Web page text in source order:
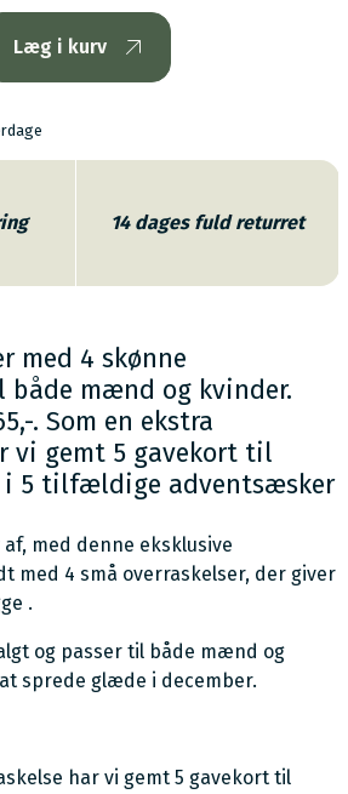
Læg i kurv
14 dages fuld returret
med 4 skønne
både mænd og kvinder.
. Som en ekstra
vi gemt 5 gavekort til
i 5 tilfældige adventsæsker
med denne eksklusive
med 4 små overraskelser, der giver
.
og passer til både mænd og
sprede glæde i december.
har vi gemt 5 gavekort til